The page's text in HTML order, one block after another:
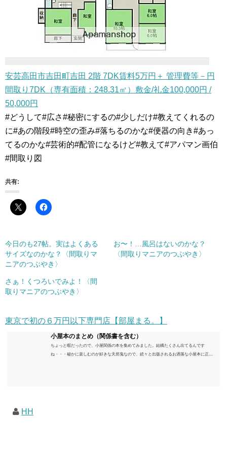
安芸高田市吉田町吉田 2階 7DK賃料5万円＋ 管理費等－円
間取り7DK（専有面積：248.31㎡）敷金/礼金100,000円 /
50,000円
#どうして#広さ#秘密にするの#少しだけ#教えてくれるの
に#あの階段#時空の歪み#落ちるのかな#便器の向き#あっ
てるのかな#芸術的#配管になるけど#教えて#アパマン画伯
#間取り図
共有:
今日のも27帖。実はよくある
サイズなのかな？〈間取りマ
ニアのつぶやき〉
お〜！…風呂はないのかな？
〈間取りマニアのつぶやき〉
さぁ！くつろいでみよ！〈間
取りマニアのつぶやき〉
東京で初の６万円以下専門店【部屋まる。】
小屋本のまとめ（関係書を含む）
ちょっと暇だったので、小屋関係の本を集めてみました。結構たくさん出てるんです
ね・・・秘かに楽しむのが好きな天邪鬼なので、続々と出版されるお洒落な小屋本に正直
HH